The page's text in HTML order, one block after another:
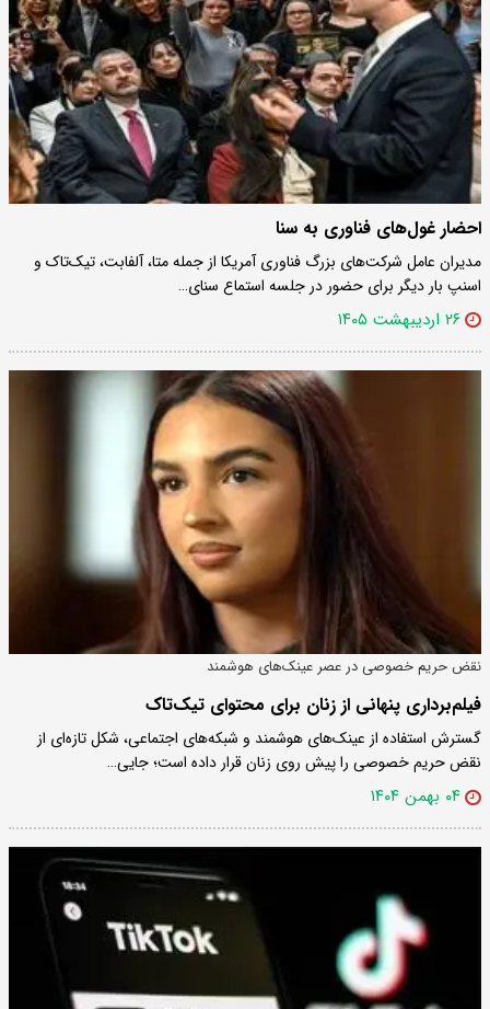
احضار غول‌های فناوری به سنا
​مدیران عامل شرکت‌های بزرگ فناوری آمریکا از جمله متا، آلفابت، تیک‌تاک و
اسنپ بار دیگر برای حضور در جلسه استماع سنای…
۲۶ اردیبهشت ۱۴۰۵
نقض حریم خصوصی در عصر عینک‌های هوشمند
فیلم‌برداری پنهانی از زنان برای محتوای تیک‌تاک
گسترش استفاده از عینک‌های هوشمند و شبکه‌های اجتماعی، شکل تازه‌ای از
نقض حریم خصوصی را پیش روی زنان قرار داده است؛ جایی…
۰۴ بهمن ۱۴۰۴